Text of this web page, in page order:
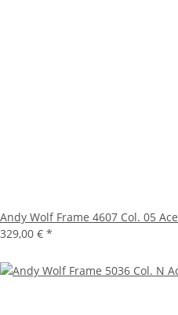
Andy Wolf Frame 4607 Col. 05
329,00 € *